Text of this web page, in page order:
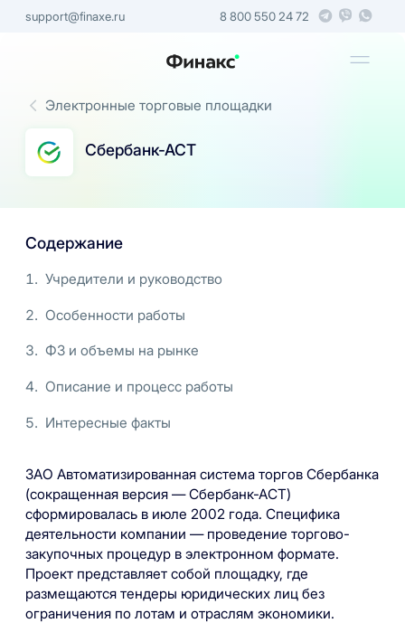
8 800 550 24 72
support@finaxe.ru
Электронные торговые площадки
Сбербанк-АСТ
Содержание
Учредители и руководство
Особенности работы
ФЗ и объемы на рынке
Описание и процесс работы
Интересные факты
ЗАО Автоматизированная система торгов Сбербанка
(сокращенная версия — Сбербанк-АСТ)
сформировалась в июле 2002 года. Специфика
деятельности компании — проведение торгово-
закупочных процедур в электронном формате.
Проект представляет собой площадку, где
размещаются тендеры юридических лиц без
ограничения по лотам и отраслям экономики.